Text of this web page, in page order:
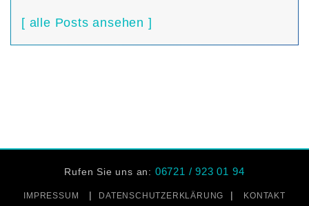
[ alle Posts ansehen ]
Rufen Sie uns an: 06721 / 923 01 94
IMPRESSUM | DATENSCHUTZERKLÄRUNG | KONTAKT